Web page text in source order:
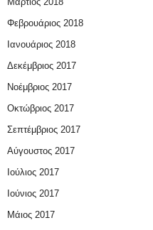
Φεβρουάριος 2018
Ιανουάριος 2018
Δεκέμβριος 2017
Νοέμβριος 2017
Οκτώβριος 2017
Σεπτέμβριος 2017
Αύγουστος 2017
Ιούλιος 2017
Ιούνιος 2017
Μάιος 2017